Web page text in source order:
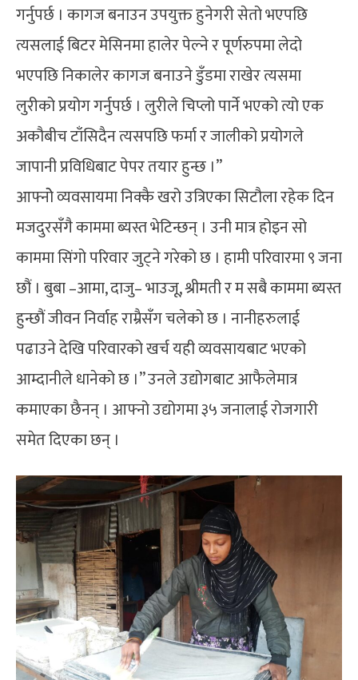
गर्नुपर्छ । कागज बनाउन उपयुक्त हुनेगरी सेतो भएपछि
त्यसलाई बिटर मेसिनमा हालेर पेल्ने र पूर्णरुपमा लेदो
भएपछि निकालेर कागज बनाउने डुँडमा राखेर त्यसमा
लुरीको प्रयोग गर्नुपर्छ । लुरीले चिप्लो पार्ने भएको त्यो एक
अकौबीच टाँसिदैन त्यसपछि फर्मा र जालीको प्रयोगले
जापानी प्रविधिबाट पेपर तयार हुन्छ ।”
आफ्नोे व्यवसायमा निक्कै खरो उत्रिएका सिटौला रहेक दिन
मजदुरसँगै काममा ब्यस्त भेटिन्छन् । उनी मात्र होइन सो
काममा सिंगो परिवार जुट्ने गरेको छ । हामी परिवारमा ९ जना
छौं । बुबा –आमा, दाजु– भाउजू, श्रीमती र म सबै काममा ब्यस्त
हुन्छौं जीवन निर्वाह राम्रैसँग चलेको छ । नानीहरुलाई
पढाउने देखि परिवारको खर्च यही व्यवसायबाट भएको
आम्दानीले धानेको छ ।” उनले उद्योगबाट आफैलेमात्र
कमाएका छैनन् । आफ्नो उद्योगमा ३५ जनालाई रोजगारी
समेत दिएका छन् ।